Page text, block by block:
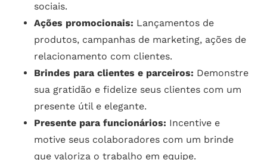
sociais.
Ações promocionais: Lançamentos de
produtos, campanhas de marketing, ações de
relacionamento com clientes.
Brindes para clientes e parceiros: Demonstre
sua gratidão e fidelize seus clientes com um
presente útil e elegante.
Presente para funcionários: Incentive e
motive seus colaboradores com um brinde
que valoriza o trabalho em equipe.